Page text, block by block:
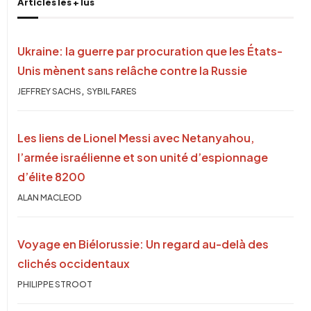
Articles les + lus
Ukraine: la guerre par procuration que les États-
Unis mènent sans relâche contre la Russie
JEFFREY SACHS , SYBIL FARES
Les liens de Lionel Messi avec Netanyahou,
l’armée israélienne et son unité d’espionnage
d’élite 8200
ALAN MACLEOD
Voyage en Biélorussie: Un regard au-delà des
clichés occidentaux
PHILIPPE STROOT